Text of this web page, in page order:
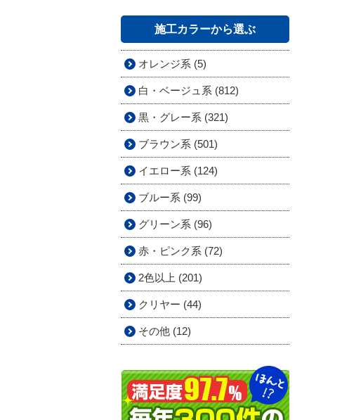
施工カラーから選ぶ
オレンジ系 (5)
白・ベージュ系 (812)
黒・グレー系 (321)
ブラウン系 (501)
イエロー系 (124)
ブルー系 (99)
グリーン系 (96)
赤・ピンク系 (72)
2色以上 (201)
クリヤー (44)
その他 (12)